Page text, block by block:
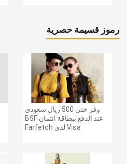
رموز قسيمة حصرية
وفر حتى 500 ريال سعودي
عند الدفع ببطاقة ائتمان BSF
Visa لدى Farfetch